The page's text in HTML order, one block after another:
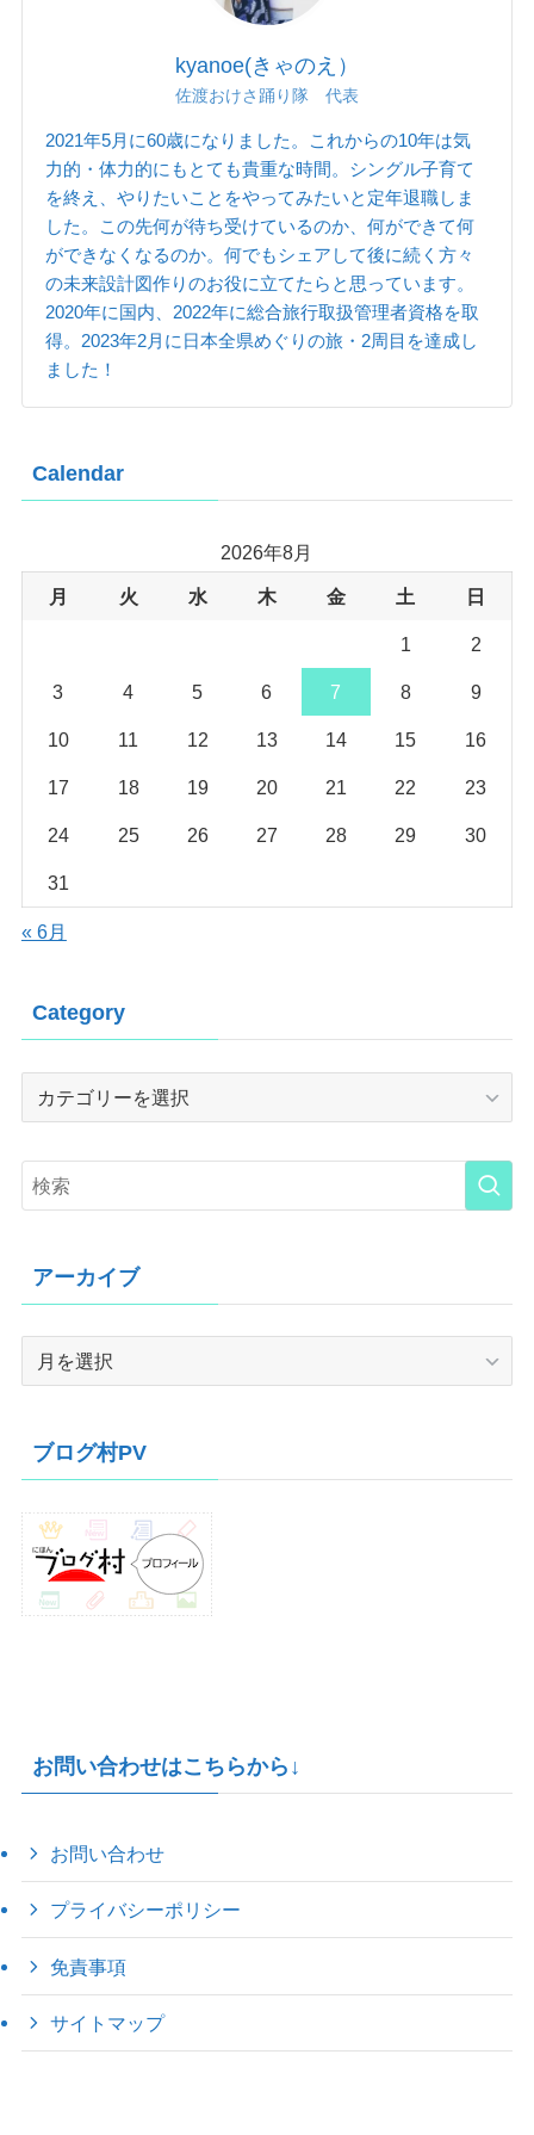
kyanoe(きゃのえ）
佐渡おけさ踊り隊 代表
2021年5月に60歳になりました。これからの10年は気
力的・体力的にもとても貴重な時間。シングル子育て
を終え、やりたいことをやってみたいと定年退職しま
した。この先何が待ち受けているのか、何ができて何
ができなくなるのか。何でもシェアして後に続く方々
の未来設計図作りのお役に立てたらと思っています。
2020年に国内、2022年に総合旅行取扱管理者資格を取
得。2023年2月に日本全県めぐりの旅・2周目を達成し
ました！
Calendar
2026年8月
月 火 水 木 金 土 日
1 2
3 4 5 6 7 8 9
10 11 12 13 14 15 16
17 18 19 20 21 22 23
24 25 26 27 28 29 30
31
« 6月
Category
Category
アーカイブ
ブ
ブログ村PV
お問い合わせはこちらから↓
お問い合わせ
プライバシーポリシー
免責事項
サイトマップ